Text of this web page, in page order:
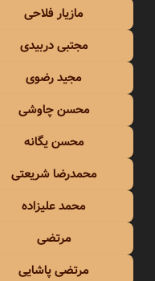
مازیار فلاحی
مجتبی دربیدی
مجید رضوی
محسن چاوشی
محسن یگانه
محمدرضا شریعتی
محمد علیزاده
مرتضی
مرتضی پاشایی